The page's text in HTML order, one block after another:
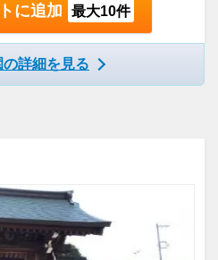
に追加 最大10件
の詳細を見る